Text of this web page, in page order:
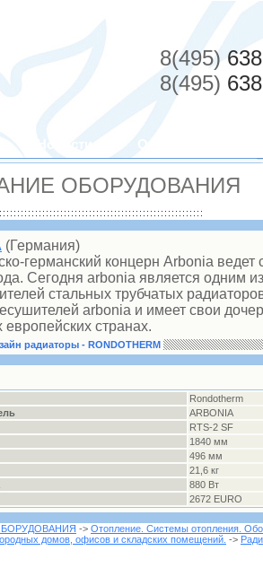
8(495)
8(495)
Новости Оборудование
ОБОРУДОВАНИЯ
(Германия)
германский концерн Arbonia ведет
Сегодня arbonia является одним
стальных трубчатых
arbonia и имеет свои
европейских странах.
радиаторы - RONDOTHERM
Rondotherm
ARBONIA
RTS-2 SF
1840 мм
496 мм
21,6 кг
880 Вт
2672 EURO
-> Отопление. Системы отопления.
домов, офисов и складских помещений. ->